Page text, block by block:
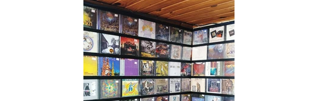
Fundada em 1990, por Johnny
paixão pela música. Enquanto a
uma estratégia cada vez mais
ótimo lembrete de que lojas de
socializar, onde pessoas se